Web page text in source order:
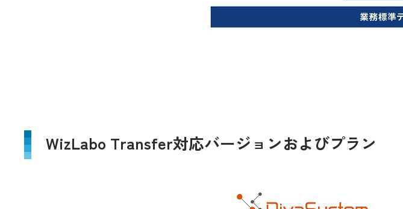
WizLabo Transfer対応バージョンおよびプラン